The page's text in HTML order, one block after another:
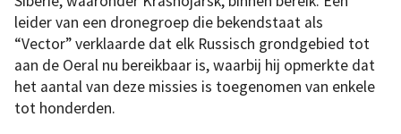
leider van een dronegroep die bekendstaat als
“Vector” verklaarde dat elk Russisch grondgebied tot
aan de Oeral nu bereikbaar is, waarbij hij opmerkte dat
het aantal van deze missies is toegenomen van enkele
tot honderden.